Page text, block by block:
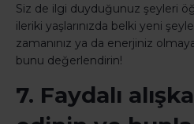
Siz de ilgi duyduğunuz şeyleri
ileriki yaşlarınızda belki yeni
zamanınız ya da enerjiniz
bunu değerlendirin!
7. Faydalı